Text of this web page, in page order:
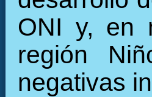
ONI y, en
región
negativas